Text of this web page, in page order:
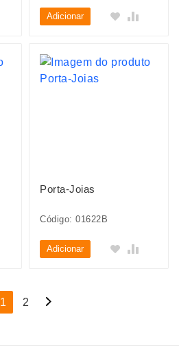
Adicionar
Porta-Joias
Código: 01622B
Adicionar
Navegação
1 2